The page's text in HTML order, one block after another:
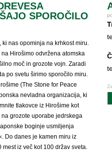
SPOROČILO
nas opominja na krhkost miru.
Hirošimo odvržena atomska
moč in grozote vojn. Zaradi
po svetu širimo sporočilo miru.
(The Stone for Peace
nevladna organizacija, ki
tlakovce iz Hirošime kot
grozote uporabe jedrskega
boginje usmiljenja
Do danes je kamen miru iz
iz več kot 100 držav sveta.